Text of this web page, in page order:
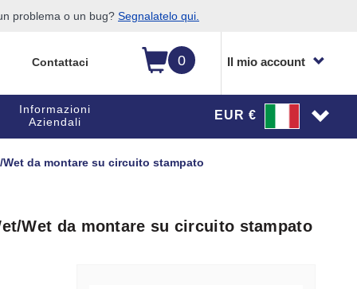
problema o un bug? Segnalatelo qui.
0 Il mio account
Contattaci
Informazioni
Aziendali
EUR €
da montare su circuito stampato
Wet da montare su circuito stampato